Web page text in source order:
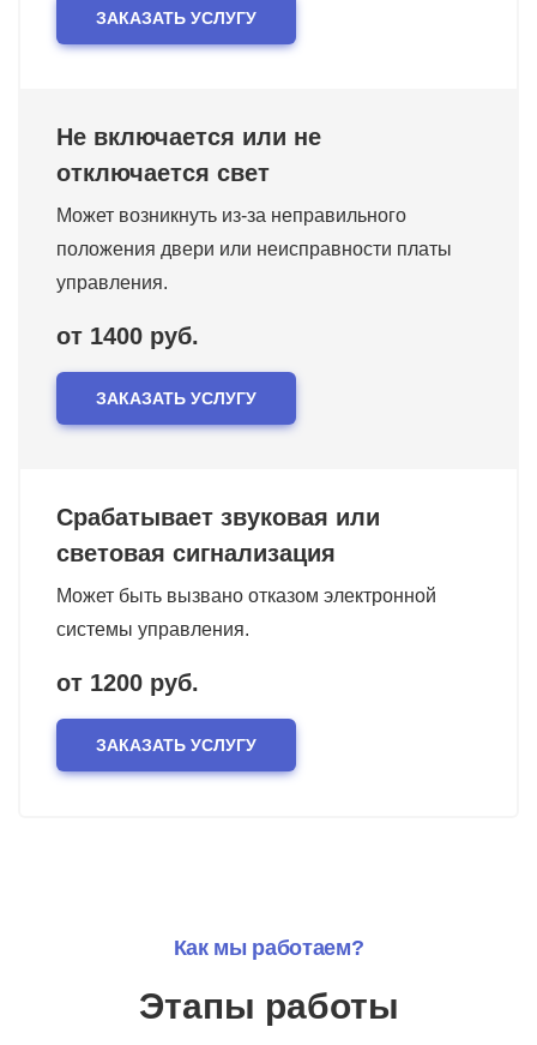
ЗАКАЗАТЬ УСЛУГУ
Не включается или не
отключается свет
Может возникнуть из-за неправильного
положения двери или неисправности платы
управления.
от 1400 руб.
ЗАКАЗАТЬ УСЛУГУ
Срабатывает звуковая или
световая сигнализация
Может быть вызвано отказом электронной
системы управления.
от 1200 руб.
ЗАКАЗАТЬ УСЛУГУ
Как мы работаем?
Этапы работы